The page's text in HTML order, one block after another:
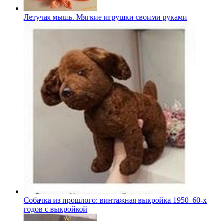
Летучая мышь. Мягкие игрушки своими руками
Собачка из прошлого: винтажная выкройка 1950–60-х
годов с выкройкой